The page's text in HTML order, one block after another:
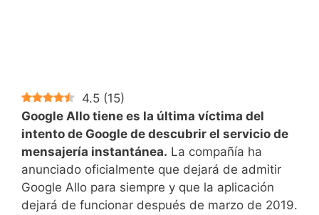
4.5 (15)
Google Allo tiene es la última víctima del
intento de Google de descubrir el servicio de
mensajería instantánea. La compañía ha
anunciado oficialmente que dejará de admitir
Google Allo para siempre y que la aplicación
dejará de funcionar después de marzo de 2019.